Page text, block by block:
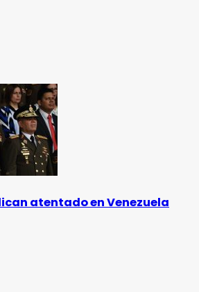
atentado en Venezuela